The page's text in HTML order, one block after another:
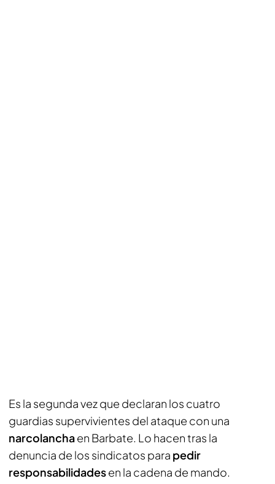
Es la segunda vez que declaran los cuatro
guardias supervivientes del ataque con una
narcolanchaen Barbate. Lo hacen tras la
denuncia de los sindicatos para pedir
responsabilidadesen la cadena de mando.